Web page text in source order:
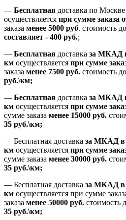
— Бесплатная доставка по Москве
осуществляется при сумме заказа
заказа менее 5000 руб. стоимость
составляет - 400 руб.;
— Бесплатная доставка за МКАД
км осуществляется при сумме
заказа менее 7500 руб. стоимость
руб.\км;
— Бесплатная доставка за МКАД
км осуществляется при сумме
сумме заказа менее 15000 руб.
35 руб.\км;
— Бесплатная доставка за МКАД в
км осуществляется при сумме
сумме заказа менее 30000 руб.
35 руб.\км;
— Бесплатная доставка за МКАД в
км осуществляется при сумме
заказа менее 50000 руб. стоимость
35 руб.\км;